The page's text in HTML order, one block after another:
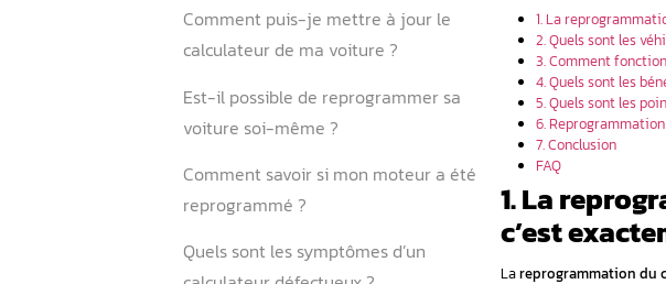
Boîtier additionnel
6.2. Alors, quelle solution choisir ?
FAQ
Comment reprogrammer un